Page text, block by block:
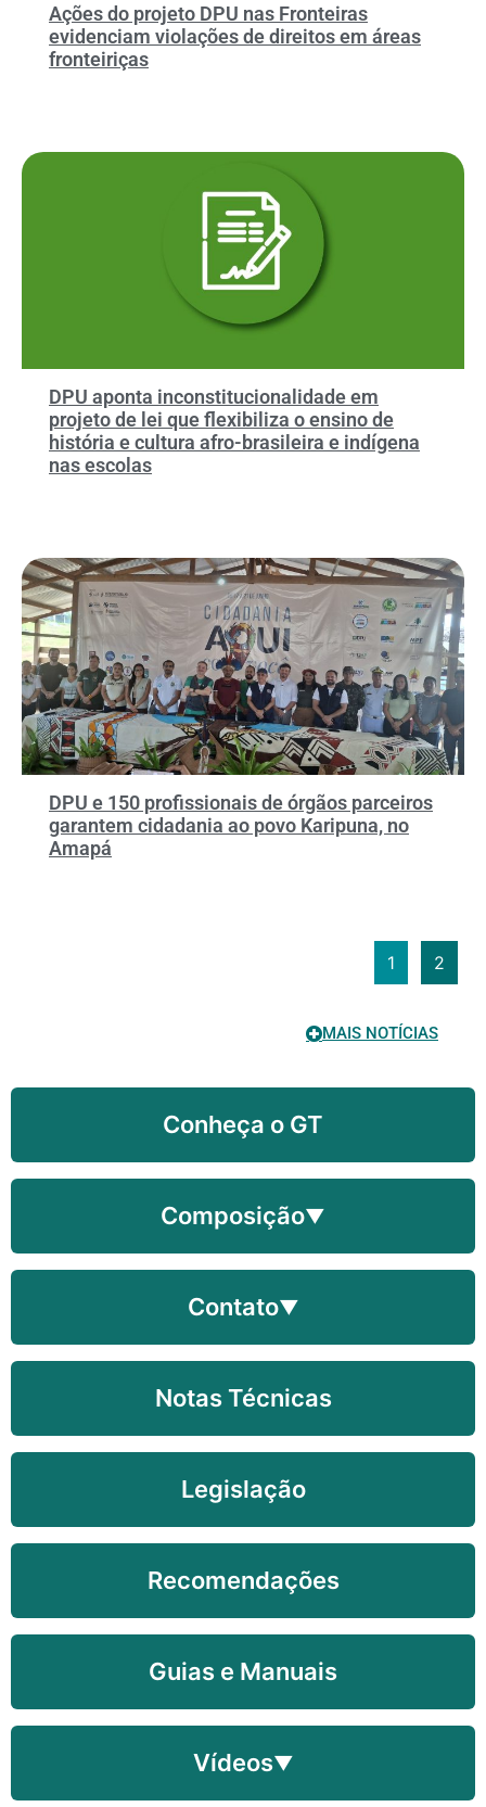
Ações do projeto DPU nas Fronteiras
evidenciam violações de direitos em áreas
fronteiriças
DPU aponta inconstitucionalidade em
projeto de lei que flexibiliza o ensino de
história e cultura afro-brasileira e indígena
nas escolas
DPU e 150 profissionais de órgãos parceiros
garantem cidadania ao povo Karipuna, no
Amapá
1 2
MAIS NOTÍCIAS
Conheça o GT
Composição▼
Contato▼
Notas Técnicas
Legislação
Recomendações
Guias e Manuais
Vídeos▼